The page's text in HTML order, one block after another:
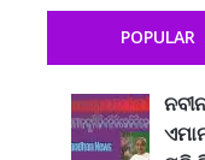
POPULAR